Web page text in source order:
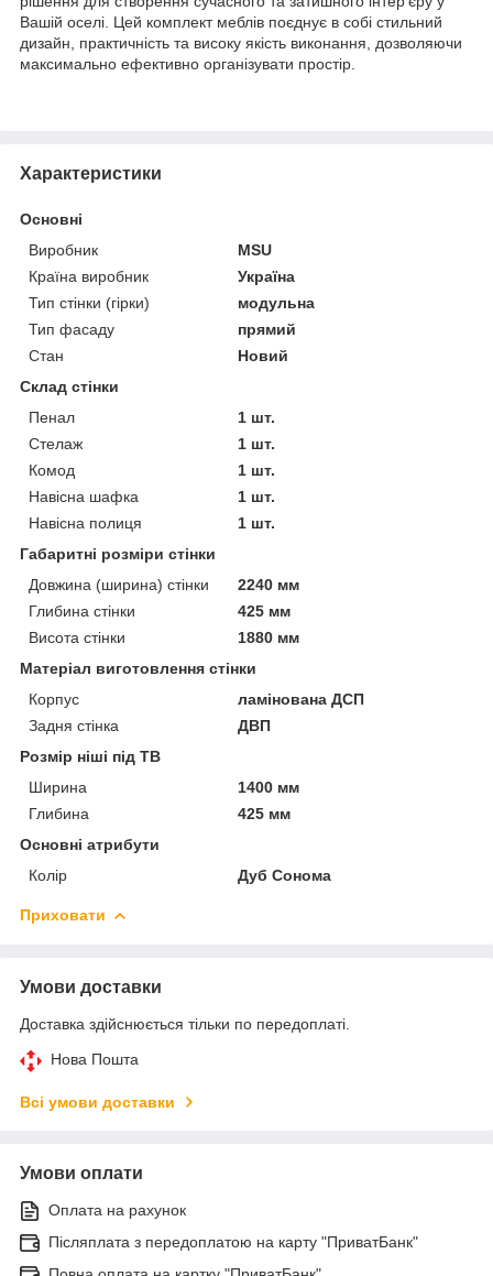
Вашій оселі. Цей комплект меблів поєднує в собі стильний
дизайн, практичність та високу якість виконання, дозволяючи
максимально ефективно організувати простір.
Характеристики
Основні
Виробник
MSU
Країна виробник
Україна
Тип стінки (гірки)
модульна
Тип фасаду
прямий
Стан
Новий
Склад стінки
Пенал
1 шт.
Стелаж
1 шт.
Комод
1 шт.
Навісна шафка
1 шт.
Навісна полиця
1 шт.
Габаритні розміри стінки
Довжина (ширина) стінки
2240 мм
Глибина стінки
425 мм
Висота стінки
1880 мм
Матеріал виготовлення стінки
Корпус
ламінована ДСП
Задня стінка
ДВП
Розмір ніші під ТВ
Ширина
1400 мм
Глибина
425 мм
Основні атрибути
Колір
Дуб Сонома
Приховати
Умови доставки
Доставка здійснюється тільки по передоплаті.
Нова Пошта
Всі умови доставки
Умови оплати
Оплата на рахунок
Післяплата з передоплатою на карту "ПриватБанк"